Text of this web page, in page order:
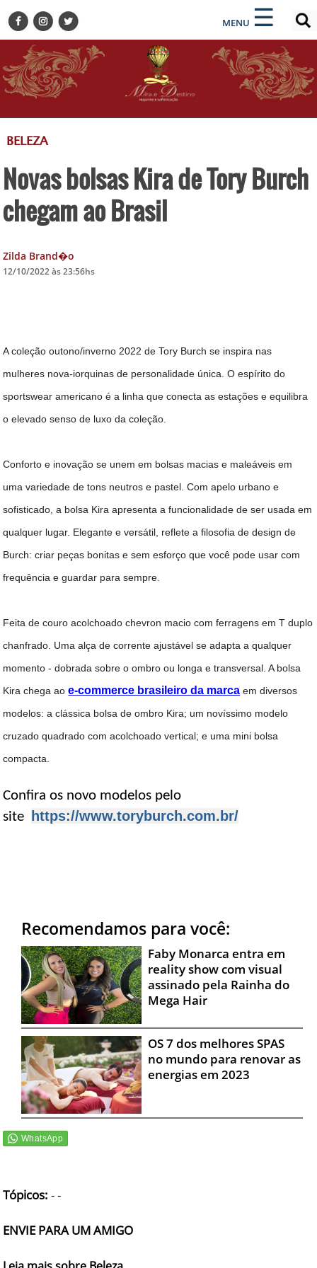
MENU ☰
×
BELEZA
BUSINESS E NEGÓCIOS
CULTURA
DESTINOS
GASTRONOMIA
HOTELARIA
MODA
DICAS DE VIAGEM
QUEM SOMOS
TV ZILDA BRANDÃO
ÚLTIMAS NOTÍCIAS
×
ENCONTRE SUA NOTÍCIA
BELEZA
Novas bolsas Kira de Tory Burch
chegam ao Brasil
Zilda Brand�o
12/10/2022 às 23:56hs
A coleção outono/inverno 2022 de Tory Burch se inspira nas
mulheres nova-iorquinas de personalidade única. O espírito do
sportswear americano é a linha que conecta as estações e equilibra
o elevado senso de luxo da coleção.
Conforto e inovação se unem em bolsas macias e maleáveis em
uma variedade de tons neutros e pastel. Com apelo urbano e
sofisticado, a bolsa Kira apresenta a funcionalidade de ser usada em
qualquer lugar. Elegante e versátil, reflete a filosofia de design de
Burch: criar peças bonitas e sem esforço que você pode usar com
frequência e guardar para sempre.
Feita de couro acolchoado chevron macio com ferragens em T duplo
chanfrado. Uma alça de corrente ajustável se adapta a qualquer
momento - dobrada sobre o ombro ou longa e transversal. A bolsa
Kira chega aoe-commerce brasileiro da marca em diversos
modelos: a clássica bolsa de ombro Kira; um novíssimo modelo
cruzado quadrado com acolchoado vertical; e uma mini bolsa
compacta.
Confira os novo modelos pelo
site
https://www.toryburch.com.br/
Recomendamos para você:
Faby Monarca entra em
reality show com visual
assinado pela Rainha do
Mega Hair
OS 7 dos melhores SPAS
no mundo para renovar as
energias em 2023
Tópicos: --
ENVIE PARA UM AMIGO